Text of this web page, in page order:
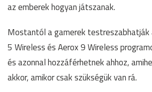
az emberek hogyan játszanak.
Mostantól a gamerek testreszabhatják
5 Wireless és Aerox 9 Wireless
és azonnal hozzáférhetnek ahhoz,
akkor, amikor csak szükségük van rá.